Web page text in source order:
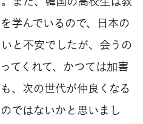
学んでいるので、日本の
と不安でしたが、会うの
てくれて、かつては加害
、次の世代が仲良くなる
ではないかと思いまし